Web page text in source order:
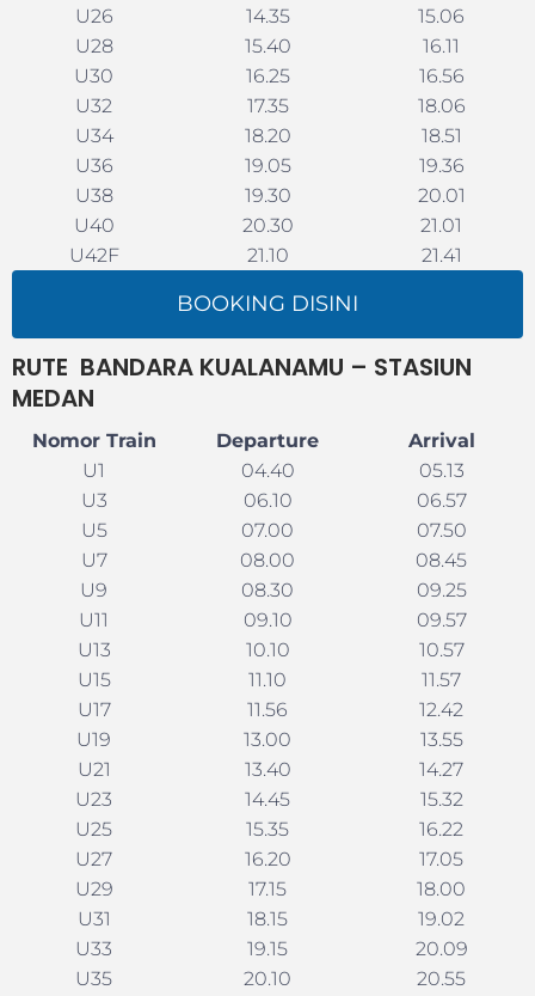
U26
14.35
15.06
U28
15.40
16.11
U30
16.25
16.56
U32
17.35
18.06
U34
18.20
18.51
U36
19.05
19.36
U38
19.30
20.01
U40
20.30
21.01
U42F
21.10 21.41
BOOKING DISINI
RUTE BANDARA KUALANAMU – STASIUN
MEDAN
Nomor Train Departure
Arrival
U1
04.40
05.13
U3
06.10
06.57
U5
07.00
07.50
U7
08.00
08.45
U9
08.30
09.25
U11
09.10
09.57
U13
10.10
10.57
U15
11.10
11.57
U17
11.56
12.42
U19
13.00
13.55
U21
13.40
14.27
U23
14.45
15.32
U25
15.35
16.22
U27
16.20
17.05
U29
17.15
18.00
U31
18.15
19.02
U33
19.15
20.09
U35
20.10 20.55